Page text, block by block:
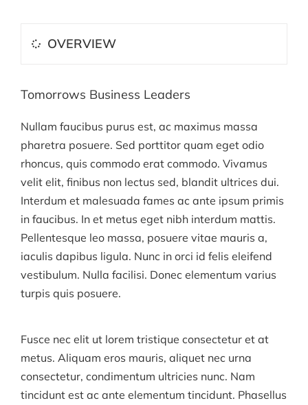
OVERVIEW
Tomorrows Business Leaders
Nullam faucibus purus est, ac maximus massa
pharetra posuere. Sed porttitor quam eget odio
rhoncus, quis commodo erat commodo. Vivamus
velit elit, finibus non lectus sed, blandit ultrices dui.
Interdum et malesuada fames ac ante ipsum primis
in faucibus. In et metus eget nibh interdum mattis.
Pellentesque leo massa, posuere vitae mauris a,
iaculis dapibus ligula. Nunc in orci id felis eleifend
vestibulum. Nulla facilisi. Donec elementum varius
turpis quis posuere.
Fusce nec elit ut lorem tristique consectetur et at
metus. Aliquam eros mauris, aliquet nec urna
consectetur, condimentum ultricies nunc. Nam
tincidunt est ac ante elementum tincidunt. Phasellus